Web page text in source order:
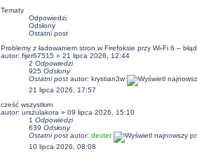
Tematy
Odpowiedzi
Odsłony
Ostatni post
Problemy z ładowaniem stron w Firefoksie przy Wi-Fi 6 – błąd
autor: fijer67515 » 21 lipca 2026, 12:44
2 Odpowiedzi
925 Odsłony
Ostatni post autor: krystian3w
21 lipca 2026, 17:57
cześć wszystkim
autor: urszulakora » 09 lipca 2026, 15:10
1 Odpowiedzi
639 Odsłony
Ostatni post autor: dexter
10 lipca 2026, 08:08